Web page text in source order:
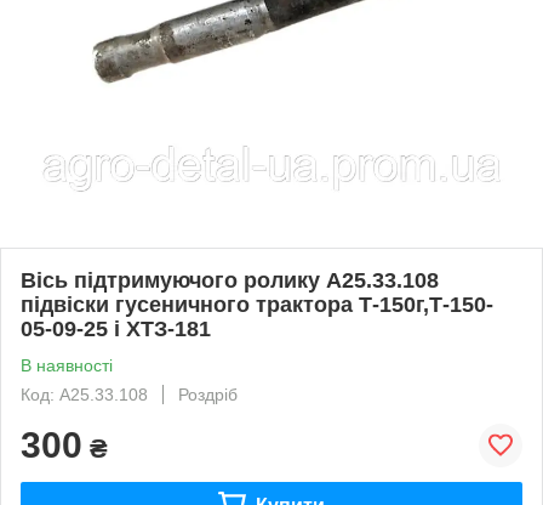
Вісь підтримуючого ролику А25.33.108
підвіски гусеничного трактора Т-150г,Т-150-
05-09-25 і ХТЗ-181
В наявності
Код: А25.33.108
Роздріб
300 ₴